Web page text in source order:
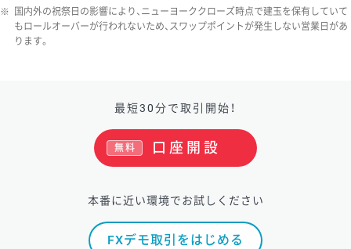
※
国内外の祝祭日の影響により、ニューヨーククローズ時点で建玉を保有していて
もロールオーバーが行われないため、スワップポイントが発生しない営業日があ
ります。
最短30分で取引開始！
口座開設
無料
本番に近い環境でお試しください
FXデモ取引をはじめる